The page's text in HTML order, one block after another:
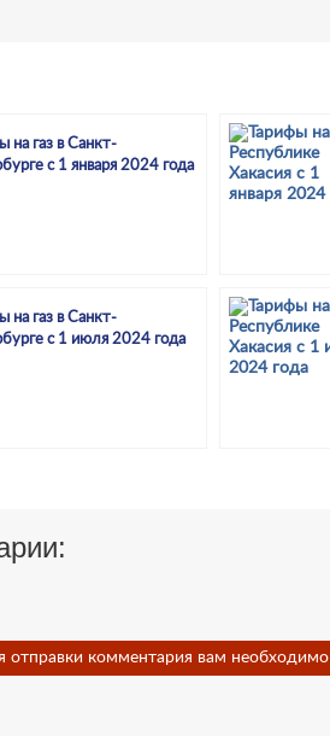
на газ в Санкт-
с 1 января 2024 года
на газ в Санкт-
с 1 июля 2024 года
отправки комментария вам необходимо